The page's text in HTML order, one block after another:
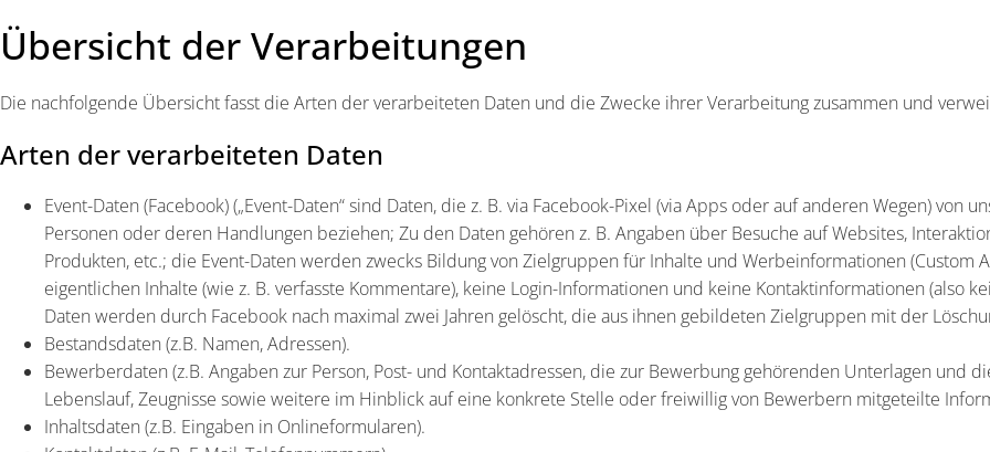
Übersicht der Verarbeitungen
Die nachfolgende Übersicht fasst die Arten der verarbeiteten Daten und die Zwecke ihrer Verarbeitung zusammen und
Arten der verarbeiteten Daten
Event-Daten (Facebook) („Event-Daten“ sind Daten, die z. B. via Facebook-Pixel (via Apps oder auf anderen Wegen)
Personen oder deren Handlungen beziehen; Zu den Daten gehören z. B. Angaben über Besuche auf Websites,
Produkten, etc.; die Event-Daten werden zwecks Bildung von Zielgruppen für Inhalte und Werbeinformationen (Custom
eigentlichen Inhalte (wie z. B. verfasste Kommentare), keine Login-Informationen und keine Kontaktinformationen (also
Daten werden durch Facebook nach maximal zwei Jahren gelöscht, die aus ihnen gebildeten Zielgruppen mit der
Bestandsdaten (z.B. Namen, Adressen).
Bewerberdaten (z.B. Angaben zur Person, Post- und Kontaktadressen, die zur Bewerbung gehörenden Unterlagen und
Lebenslauf, Zeugnisse sowie weitere im Hinblick auf eine konkrete Stelle oder freiwillig von Bewerbern mitgeteilte
Inhaltsdaten (z.B. Eingaben in Onlineformularen).